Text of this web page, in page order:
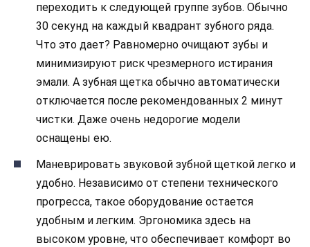
переходить к следующей группе зубов. Обычно
30 секунд на каждый квадрант зубного ряда.
Что это дает? Равномерно очищают зубы и
минимизируют риск чрезмерного истирания
эмали. А зубная щетка обычно автоматически
отключается после рекомендованных 2 минут
чистки. Даже очень недорогие модели
оснащены ею.
Маневрировать звуковой зубной щеткой легко и
удобно. Независимо от степени технического
прогресса, такое оборудование остается
удобным и легким. Эргономика здесь на
высоком уровне, что обеспечивает комфорт во